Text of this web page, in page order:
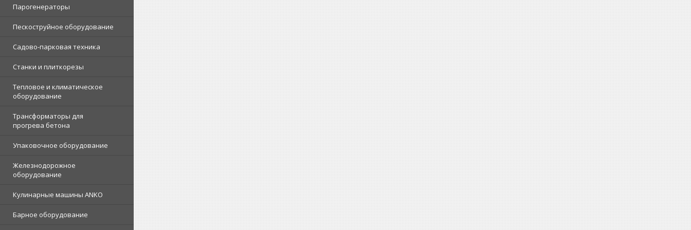
Парогенераторы
Пескоструйное оборудование
Садово-парковая техника
Станки и плиткорезы
Тепловое и климатическое
оборудование
Трансформаторы для
прогрева бетона
Упаковочное оборудование
Железнодорожное
оборудование
Кулинарные машины ANKO
Барное оборудование